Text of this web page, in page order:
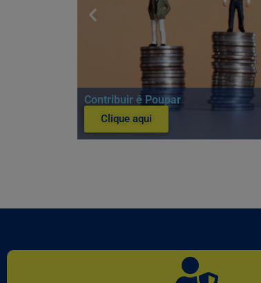
Contribuir é Poupar
Clique aqui